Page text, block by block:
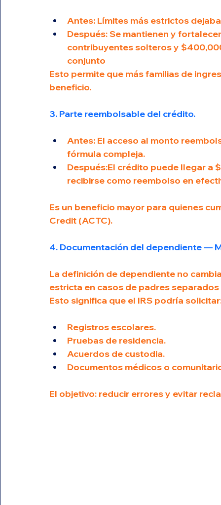
Antes: Límites más estrictos
Después: Se mantienen y
contribuyentes solteros y
conjunto
Esto permite que más familias de
beneficio.
3. Parte reembolsable del crédito.
Antes: El acceso al monto
fórmula compleja.
Después:El crédito puede llegar a
recibirse como reembolso en
Es un beneficio mayor para quienes
Credit (ACTC).
4. Documentación del dependiente —
La definición de dependiente no
estricta en casos de padres
Esto significa que el IRS podría
Registros escolares.
Pruebas de residencia.
Acuerdos de custodia.
Documentos médicos o
El objetivo: reducir errores y evitar